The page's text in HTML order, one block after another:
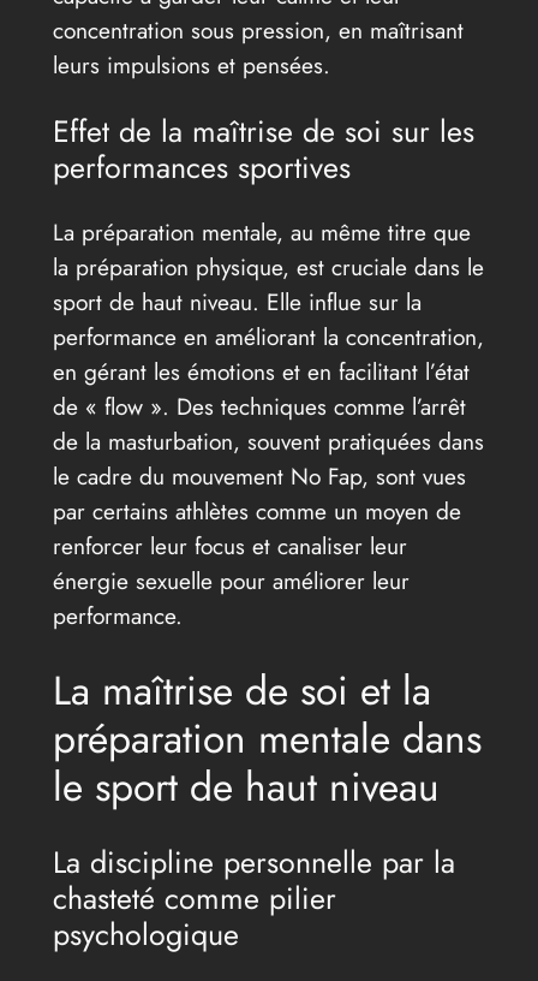
concentration sous pression, en maîtrisant
leurs impulsions et pensées.
Effet de la maîtrise de soi sur les
performances sportives
La préparation mentale, au même titre que
la préparation physique, est cruciale dans le
sport de haut niveau. Elle influe sur la
performance en améliorant la concentration,
en gérant les émotions et en facilitant l’état
de « flow ». Des techniques comme l’arrêt
de la masturbation, souvent pratiquées dans
le cadre du mouvement No Fap, sont vues
par certains athlètes comme un moyen de
renforcer leur focus et canaliser leur
énergie sexuelle pour améliorer leur
performance.
La maîtrise de soi et la
préparation mentale dans
le sport de haut niveau
La discipline personnelle par la
chasteté comme pilier
psychologique